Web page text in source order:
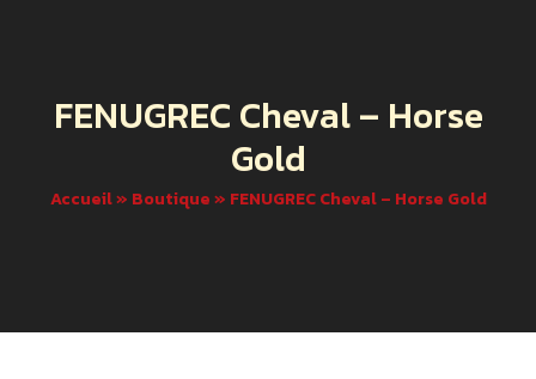
FENUGREC Cheval – Horse
Gold
Accueil» Boutique» FENUGREC Cheval – Horse Gold